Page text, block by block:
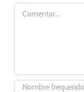
Comentar